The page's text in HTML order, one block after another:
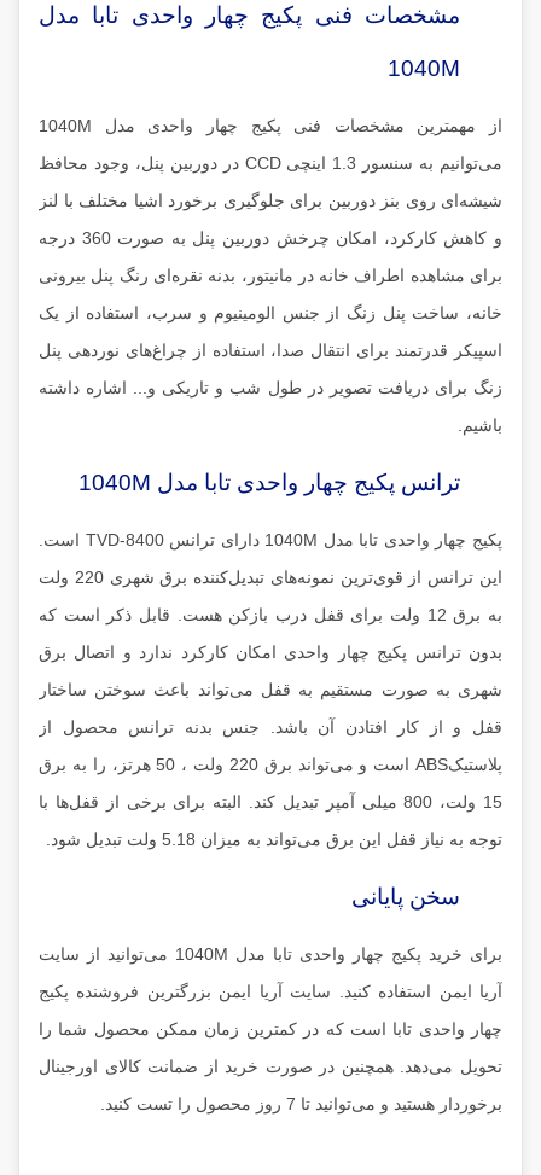
مشخصات فنی پکیج چهار واحدی تابا مدل
1040M
از مهمترین مشخصات فنی پکیج چهار واحدی مدل 1040M
می‌توانیم به سنسور 1.3 اینچی CCD در دوربین پنل، وجود محافظ
شیشه‌ای روی بنز دوربین برای جلوگیری برخورد اشیا مختلف با لنز
و کاهش کارکرد، امکان چرخش دوربین پنل به صورت 360 درجه
برای مشاهده اطراف خانه در مانیتور، بدنه نقره‌ای رنگ پنل بیرونی
خانه، ساخت پنل زنگ از جنس الومینیوم و سرب، استفاده از یک
اسپیکر قدرتمند برای انتقال صدا، استفاده از چراغ‌های نوردهی پنل
زنگ برای دریافت تصویر در طول شب و تاریکی و... اشاره داشته
باشیم.
ترانس پکیج چهار واحدی تابا مدل 1040M
پکیج چهار واحدی تابا مدل 1040M دارای ترانس TVD-8400 است.
این ترانس از قوی‌ترین نمونه‌های تبدیل‌کننده برق شهری 220 ولت
به برق 12 ولت برای قفل درب بازکن هست. قابل ذکر است که
بدون ترانس پکیج چهار واحدی امکان کارکرد ندارد و اتصال برق
شهری به صورت مستقیم به قفل می‌تواند باعث سوختن ساختار
قفل و از کار افتادن آن باشد. جنس بدنه ترانس محصول از
پلاستیکABS است و می‌تواند برق 220 ولت ، 50 هرتز، را به برق
15 ولت، 800 میلی آمپر تبدیل کند. البته برای برخی از قفل‌ها با
توجه به نیاز قفل این برق می‌تواند به میزان 5.18 ولت تبدیل شود.
سخن پایانی
برای خرید پکیج چهار واحدی تابا مدل 1040M می‌توانید از سایت
آریا ایمن استفاده کنید. سایت آریا ایمن بزرگترین فروشنده پکیج
چهار واحدی تابا است که در کمترین زمان ممکن محصول شما را
تحویل می‌دهد. همچنین در صورت خرید از ضمانت کالای اورجینال
برخوردار هستید و می‌توانید تا 7 روز محصول را تست کنید.